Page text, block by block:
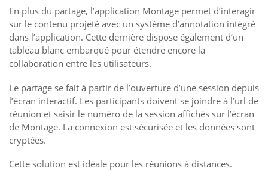
En plus du partage, l’application Montage permet d’interagir
sur le contenu projeté avec un système d’annotation intégré
dans l’application. Cette dernière dispose également d’un
tableau blanc embarqué pour étendre encore la
collaboration entre les utilisateurs.
Le partage se fait à partir de l’ouverture d’une session depuis
l’écran interactif. Les participants doivent se joindre à l’url de
réunion et saisir le numéro de la session affichés sur l’écran
de Montage. La connexion est sécurisée et les données sont
cryptées.
Cette solution est idéale pour les réunions à distances.